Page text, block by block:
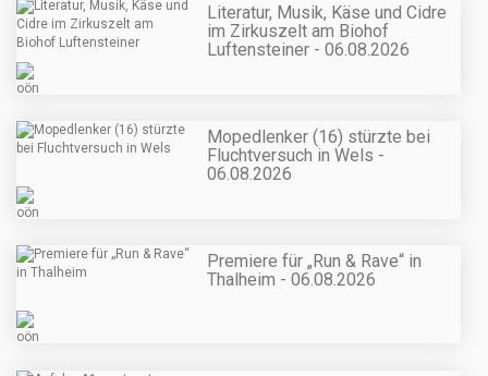
Literatur, Musik, Käse und Cidre
im Zirkuszelt am Biohof
Luftensteiner - 06.08.2026
Mopedlenker (16) stürzte bei
Fluchtversuch in Wels -
06.08.2026
Premiere für „Run & Rave“ in
Thalheim - 06.08.2026